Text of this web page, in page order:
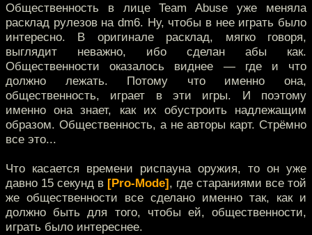
Общественность в лице Team Abuse уже меняла
расклад рулезов на dm6. Ну, чтобы в нее играть было
интересно. В оригинале расклад, мягко говоря,
выглядит неважно, ибо сделан абы как.
Общественности оказалось виднее — где и что
должно лежать. Потому что именно она,
общественность, играет в эти игры. И поэтому
именно она знает, как их обустроить надлежащим
образом. Общественность, а не авторы карт. Стрёмно
все это...
Что касается времени риспауна оружия, то он уже
давно 15 секунд в [Pro-Mode], где стараниями все той
же общественности все сделано именно так, как и
должно быть для того, чтобы ей, общественности,
играть было интереснее.